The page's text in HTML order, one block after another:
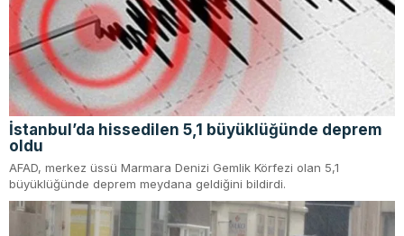
İstanbul’da hissedilen 5,1 büyüklüğünde deprem
oldu
AFAD, merkez üssü Marmara Denizi Gemlik Körfezi olan 5,1
büyüklüğünde deprem meydana geldiğini bildirdi.